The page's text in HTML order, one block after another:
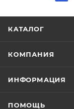
КАТАЛОГ
КОМПАНИЯ
ИНФОРМАЦИЯ
ПОМОЩЬ